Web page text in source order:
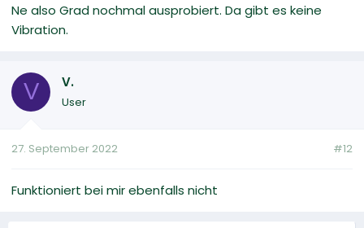
Ne also Grad nochmal ausprobiert. Da gibt es keine
Vibration.
V V.
User
27. September 2022 #12
Funktioniert bei mir ebenfalls nicht